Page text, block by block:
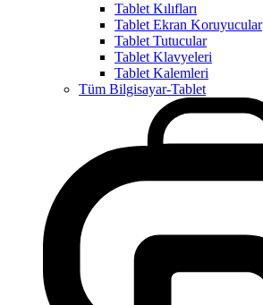
Tablet Kılıfları
Tablet Ekran Koruyucular
Tablet Tutucular
Tablet Klavyeleri
Tablet Kalemleri
Tüm Bilgisayar-Tablet